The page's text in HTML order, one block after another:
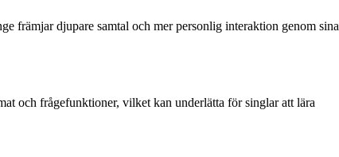
främjar djupare samtal och mer personlig interaktion genom sina
och frågefunktioner, vilket kan underlätta för singlar att lära